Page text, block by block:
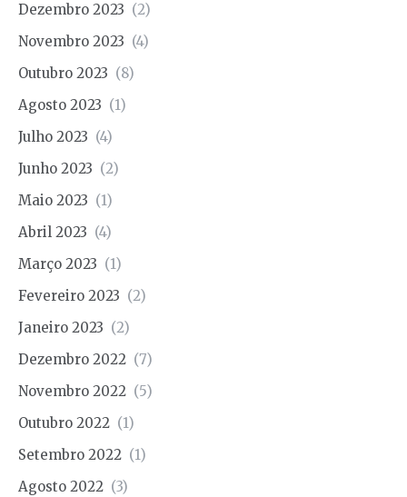
Dezembro 2023 (2)
Novembro 2023 (4)
Outubro 2023 (8)
Agosto 2023 (1)
Julho 2023 (4)
Junho 2023 (2)
Maio 2023 (1)
Abril 2023 (4)
Março 2023 (1)
Fevereiro 2023 (2)
Janeiro 2023 (2)
Dezembro 2022 (7)
Novembro 2022 (5)
Outubro 2022 (1)
Setembro 2022 (1)
Agosto 2022 (3)